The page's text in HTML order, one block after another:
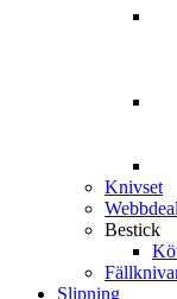
Knivset
Webbdeal
Bestick
Slipning